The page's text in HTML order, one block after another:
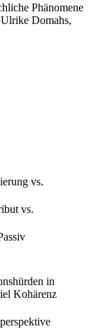
Phänomene
Domahs,
vs.
vs.
in
Kohärenz